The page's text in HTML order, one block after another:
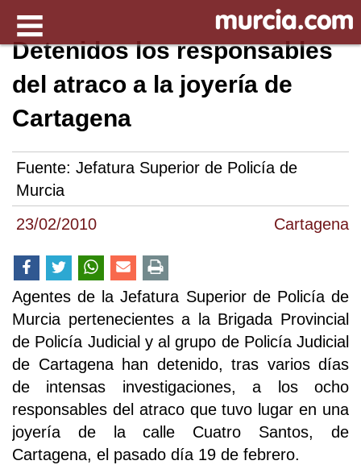
23/02/2010 Cartagena
Detenidos los responsables
del atraco a la joyería de
Cartagena
Fuente: Jefatura Superior de Policía de
Murcia
Agentes de la Jefatura Superior de Policía de
Murcia pertenecientes a la Brigada Provincial
de Policía Judicial y al grupo de Policía Judicial
de Cartagena han detenido, tras varios días
de intensas investigaciones, a los ocho
responsables del atraco que tuvo lugar en una
joyería de la calle Cuatro Santos, de
Cartagena, el pasado día 19 de febrero.